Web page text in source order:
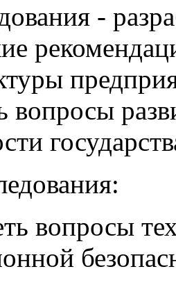
-
вопросы
вопросы